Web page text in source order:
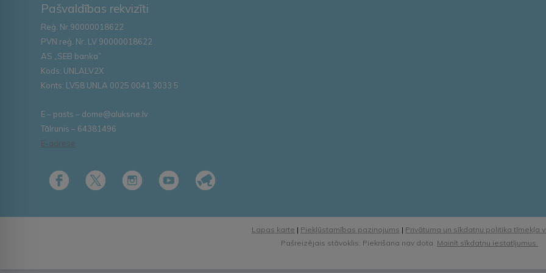
Pašvaldības rekvizīti
Reģ. Nr.90000018622
PVN reģ. Nr. LV 90000018622
AS „SEB banka”
Kods: UNLALV2X
Konts: LV58 UNLA 0025 0041 3033 5
E – pasts – dome@aluksne.lv
Tālrunis – 64381496
E-adrese
Lapas karte | Piekļūstamības paziņojums | Privātuma un sīkdatņu politika tīmekļa
Pašreizējais stāvoklis: Piekrišana nav dota. Mainīt sīkdatņu iestatījumus.